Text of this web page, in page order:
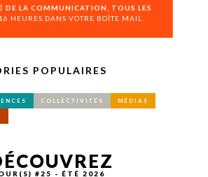
DE LA COMMUNICATION, TOUS LES
HEURES DANS VOTRE BOÎTE MAIL.
POPULAIRES
COLLECTIVITÉS MÉDIAS
#25 - ÉTÉ 2026